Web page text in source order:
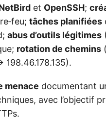
et OpenSSH;
tâches planifiées
abus d’outils légitimes
rotation de chemins
198.46.178.135).
menace documentant
avec l’objectif